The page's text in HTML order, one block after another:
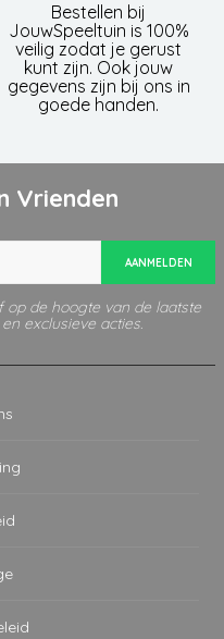
Bestellen bij
JouwSpeeltuin is 100%
veilig zodat je gerust
kunt zijn. Ook jouw
gegevens zijn bij ons in
goede handen.
Vrienden
AANMELDEN
op de hoogte van de laatste
exclusieve acties.